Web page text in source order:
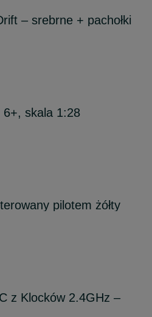
– srebrne + pachołki
6+, skala 1:28
pilotem żółty
z Klocków 2.4GHz –